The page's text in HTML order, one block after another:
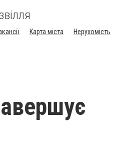
Карта міста
Нерухомість